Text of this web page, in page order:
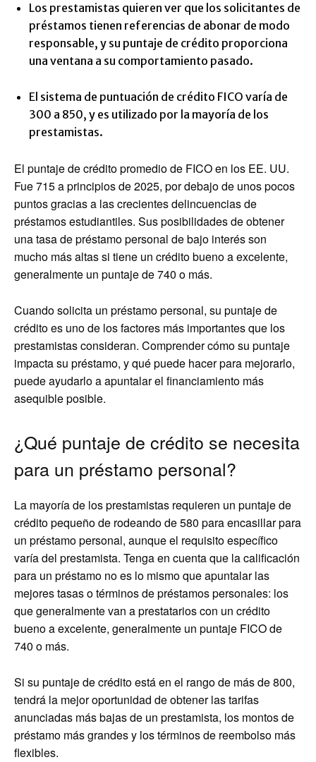
Los prestamistas quieren ver que los solicitantes de
préstamos tienen referencias de abonar de modo
responsable, y su puntaje de crédito proporciona
una ventana a su comportamiento pasado.
El sistema de puntuación de crédito FICO varía de
300 a 850, y es utilizado por la mayoría de los
prestamistas.
El puntaje de crédito promedio de FICO en los EE. UU.
Fue 715 a principios de 2025, por debajo de unos pocos
puntos gracias a las crecientes delincuencias de
préstamos estudiantiles. Sus posibilidades de obtener
una tasa de préstamo personal de bajo interés son
mucho más altas si tiene un crédito bueno a excelente,
generalmente un puntaje de 740 o más.
Cuando solicita un préstamo personal, su puntaje de
crédito es uno de los factores más importantes que los
prestamistas consideran. Comprender cómo su puntaje
impacta su préstamo, y qué puede hacer para mejorarlo,
puede ayudarlo a apuntalar el financiamiento más
asequible posible.
¿Qué puntaje de crédito se necesita
para un préstamo personal?
La mayoría de los prestamistas requieren un puntaje de
crédito pequeño de rodeando de 580 para encasillar para
un préstamo personal, aunque el requisito específico
varía del prestamista. Tenga en cuenta que la calificación
para un préstamo no es lo mismo que apuntalar las
mejores tasas o términos de préstamos personales: los
que generalmente van a prestatarios con un crédito
bueno a excelente, generalmente un puntaje FICO de
740 o más.
Si su puntaje de crédito está en el rango de más de 800,
tendrá la mejor oportunidad de obtener las tarifas
anunciadas más bajas de un prestamista, los montos de
préstamo más grandes y los términos de reembolso más
flexibles.